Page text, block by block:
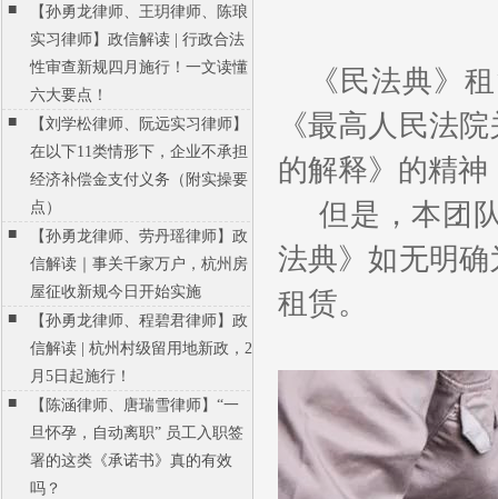
■
【孙勇龙律师、王玥律师、陈琅
实习律师】政信解读 | 行政合法
性审查新规四月施行！一文读懂
六大要点！
■
【刘学松律师、阮远实习律师】
在以下11类情形下，企业不承担
经济补偿金支付义务（附实操要
点）
■
【孙勇龙律师、劳丹瑶律师】政
信解读｜事关千家万户，杭州房
屋征收新规今日开始实施
■
【孙勇龙律师、程碧君律师】政
信解读 | 杭州村级留用地新政，2
月5日起施行！
■
【陈涵律师、唐瑞雪律师】“一
旦怀孕，自动离职” 员工入职签
署的这类《承诺书》真的有效
吗？
《民法典》
《最高人民法
的解释》的精
但是，本团
法典》如无明
租赁。